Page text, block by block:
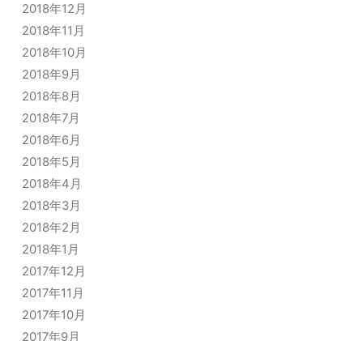
2018年12月
2018年11月
2018年10月
2018年9月
2018年8月
2018年7月
2018年6月
2018年5月
2018年4月
2018年3月
2018年2月
2018年1月
2017年12月
2017年11月
2017年10月
2017年9月